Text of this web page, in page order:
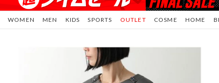
WOMEN MEN KIDS SPORTS COSME HOME
OUTLET